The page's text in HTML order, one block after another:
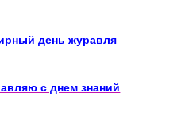
день журавля
с днем знаний